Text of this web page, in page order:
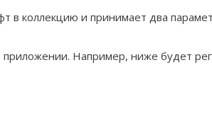
в коллекцию и принимает два
Например, ниже будет